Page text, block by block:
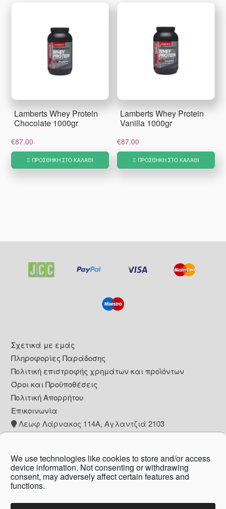
We use technologies like cookies to store and/or access
device information. Not consenting or withdrawing
consent, may adversely affect certain features and
functions.
Lamberts Whey Protein
Chocolate 1000gr
€87.00
ΠΡΟΣΘΉΚΗ ΣΤΟ ΚΑΛΆΘΙ
Lamberts Whey Protein
Vanilla 1000gr
€87.00
ΠΡΟΣΘΉΚΗ ΣΤΟ ΚΑΛΆΘΙ
Footer
Σχετικά με εμάς
Πληροφορίες Παράδοσης
Πολιτική επιστροφής χρημάτων και προϊόντων
Όροι και Προϋποθέσεις
Πολιτική Απορρήτου
Επικοινωνία
Λεωφ Λάρνακος 114Α, Αγλαντζιά 2103